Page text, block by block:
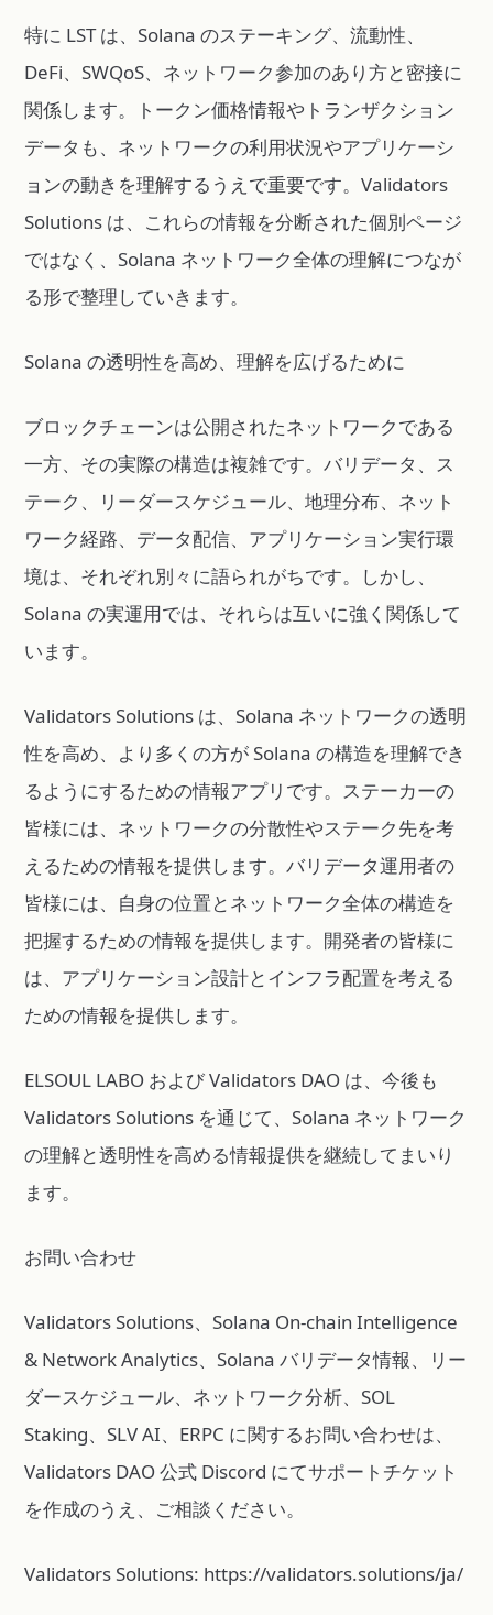
特に LST は、Solana のステーキング、流動性、
DeFi、SWQoS、ネットワーク参加のあり方と密接に
関係します。トークン価格情報やトランザクション
データも、ネットワークの利用状況やアプリケーシ
ョンの動きを理解するうえで重要です。Validators
Solutions は、これらの情報を分断された個別ページ
ではなく、Solana ネットワーク全体の理解につなが
る形で整理していきます。
Solana の透明性を高め、理解を広げるために
ブロックチェーンは公開されたネットワークである
一方、その実際の構造は複雑です。バリデータ、ス
テーク、リーダースケジュール、地理分布、ネット
ワーク経路、データ配信、アプリケーション実行環
境は、それぞれ別々に語られがちです。しかし、
Solana の実運用では、それらは互いに強く関係して
います。
Validators Solutions は、Solana ネットワークの透明
性を高め、より多くの方が Solana の構造を理解でき
るようにするための情報アプリです。ステーカーの
皆様には、ネットワークの分散性やステーク先を考
えるための情報を提供します。バリデータ運用者の
皆様には、自身の位置とネットワーク全体の構造を
把握するための情報を提供します。開発者の皆様に
は、アプリケーション設計とインフラ配置を考える
ための情報を提供します。
ELSOUL LABO および Validators DAO は、今後も
Validators Solutions を通じて、Solana ネットワーク
の理解と透明性を高める情報提供を継続してまいり
ます。
お問い合わせ
Validators Solutions、Solana On-chain Intelligence
& Network Analytics、Solana バリデータ情報、リー
ダースケジュール、ネットワーク分析、SOL
Staking、SLV AI、ERPC に関するお問い合わせは、
Validators DAO 公式 Discord にてサポートチケット
を作成のうえ、ご相談ください。
Validators Solutions: https://validators.solutions/ja/